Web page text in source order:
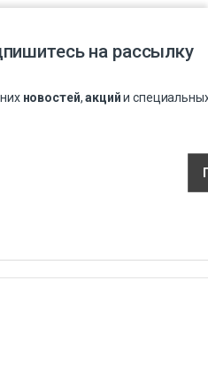
на рассылку
новостей,акцийи